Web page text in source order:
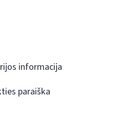
informacija
paraiška